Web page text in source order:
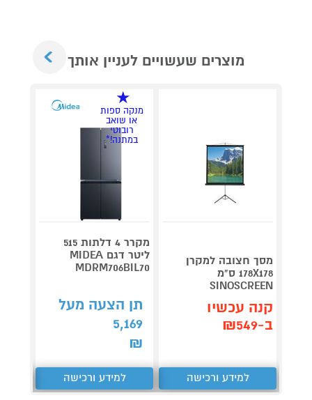
מוצרים שעשויים לעניין אותך
מסך חצובה למקרן
178X178 ס"מ
SINOSCREEN
קנה עכשיו
ב-₪549
למידע ורכישה
מנקה ספות
או שואב
רובוטי
במתנה!*
מקרר 4 דלתות 515
ליטר דגם MIDEA
MDRM706BIL70
תן הצעה מעל
5,169
₪
למידע ורכישה